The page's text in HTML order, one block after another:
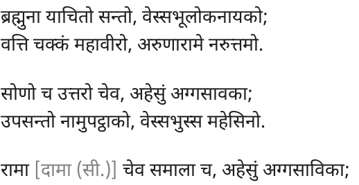
ब्रह्मुनायाचितो सन्तो, वेस्सभूलोकनायको;
वत्ति चक्कं महावीरो, अरुणारामे नरुत्तमो.
सोणोच उत्तरो चेव, अहेसुं अग्गसावका;
उपसन्तो नामुपट्ठाको, वेस्सभुस्स महेसिनो.
रामा [दामा (सी.)] चेव समाला च, अहेसुं अग्गसाविका;